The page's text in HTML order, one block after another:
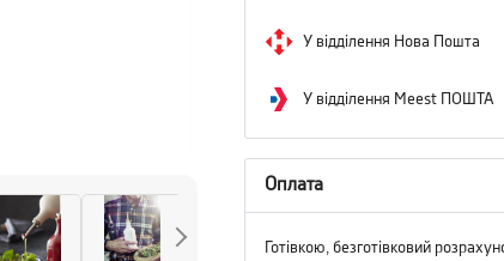
У відділення Нова Пошта
У відділення Meest ПОШТА
Оплата
Готівкою, безготівковий